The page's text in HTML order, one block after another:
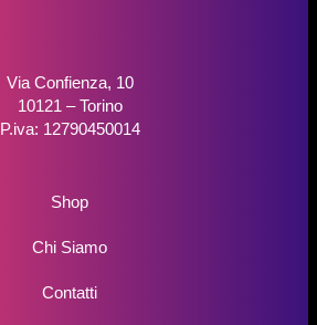
Via Confienza, 10
10121 – Torino
P.iva: 12790450014
Shop
Chi Siamo
Contatti